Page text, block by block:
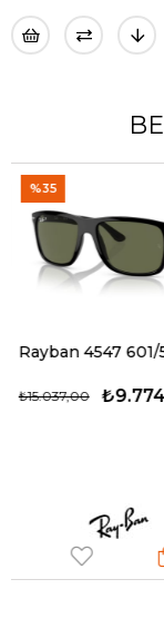
Rayban 4547 601/58 60 Erkek Güneş Gözlükleri